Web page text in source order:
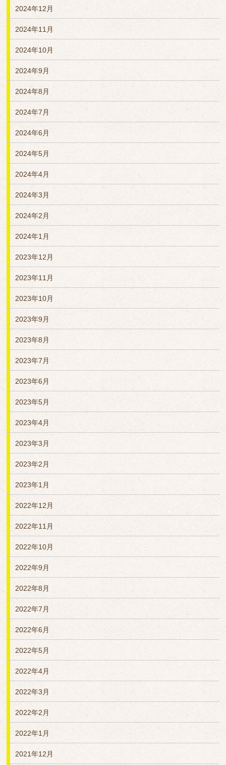
2024年12月
2024年11月
2024年10月
2024年9月
2024年8月
2024年7月
2024年6月
2024年5月
2024年4月
2024年3月
2024年2月
2024年1月
2023年12月
2023年11月
2023年10月
2023年9月
2023年8月
2023年7月
2023年6月
2023年5月
2023年4月
2023年3月
2023年2月
2023年1月
2022年12月
2022年11月
2022年10月
2022年9月
2022年8月
2022年7月
2022年6月
2022年5月
2022年4月
2022年3月
2022年2月
2022年1月
2021年12月